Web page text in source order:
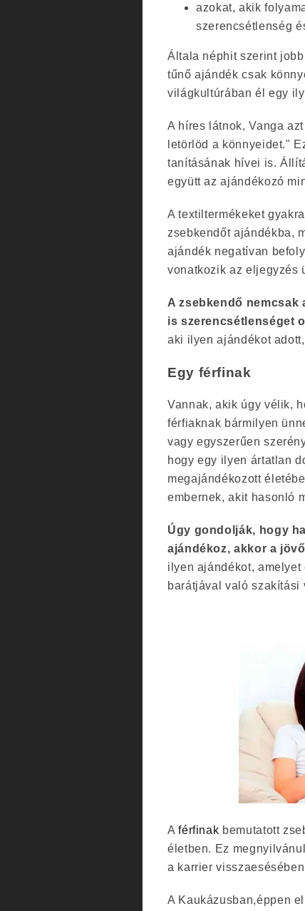
azokat, akik
szerencsétlenség
Általa néphit szerint
tűnő ajándék csak
világkultúrában él egy
A híres látnok, Vanga
letörlöd a könnyeidet."
tanításának hívei is.
együtt az ajándékozó
A textiltermékeket
zsebkendőt ajándékba,
ajándék negatívan
vonatkozik az eljegyzés
A zsebkendő nemcsak
is szerencsétlenséget
aki ilyen ajándékot
Egy férfinak
Vannak, akik úgy vélik,
férfiaknak bármilyen
vagy egyszerűen
hogy egy ilyen ártatlan
megajándékozott
embernek, akit hasonló
Úgy gondolják, hogy
ajándékoz, akkor a
ilyen ajándékot,
barátjával való szakítási
Aférfinak bemutatott
életben. Ez
a karrier
A Kaukázusban,éppen